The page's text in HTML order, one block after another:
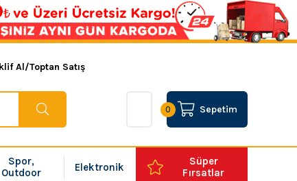
Al/Toptan Satış
Sepetim
0
Spor,
Outdoor
Elektronik
Süper
Fırsatlar